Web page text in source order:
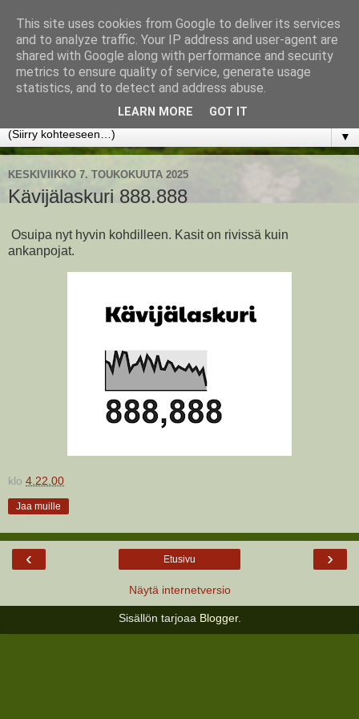
www.jyrkikokko.fi
Uusi Suunta - Jokainen hetki tarjoaa tilaisuuden muuttaa
▼
KESKIVIIKKO 7. TOUKOKUUTA 2025
Kävijälaskuri 888.888
Osuipa nyt hyvin kohdilleen. Kasit on rivissä kuin
ankanpojat.
klo 4.22.00
Jaa muille
‹ ›
Etusivu
Näytä internetversio
Sisällön tarjoaa Blogger.
This site uses cookies from Google to deliver its services
and to analyze traffic. Your IP address and user-agent are
shared with Google along with performance and security
metrics to ensure quality of service, generate usage
statistics, and to detect and address abuse.
LEARN MORE GOT IT